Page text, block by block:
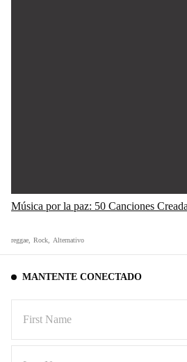
Música por la paz: 50 Canciones
reggae Rock Alternativo
MANTENTE CONECTADO